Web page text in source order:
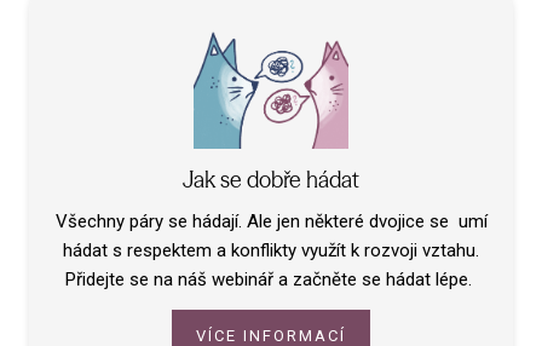
Jak se dobře hádat
Všechny páry se hádají. Ale jen některé dvojice se umí
hádat s respektem a konflikty využít k rozvoji vztahu.
Přidejte se na náš webinář a začněte se hádat lépe.
VÍCE INFORMACÍ